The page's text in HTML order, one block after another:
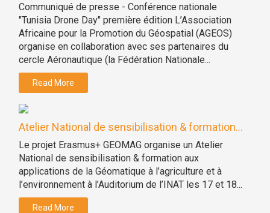
Communiqué de presse - Conférence nationale
"Tunisia Drone Day" première édition L’Association
Africaine pour la Promotion du Géospatial (AGEOS)
organise en collaboration avec ses partenaires du
cercle Aéronautique (la Fédération Nationale...
Read More
Atelier National de sensibilisation & formation...
Le projet Erasmus+ GEOMAG organise un Atelier
National de sensibilisation & formation aux
applications de la Géomatique à l’agriculture et à
l’environnement à l’Auditorium de l’INAT les 17 et 18...
Read More